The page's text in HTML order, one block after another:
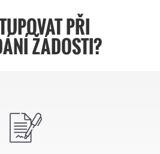
PŘI
ŽÁDOSTI?